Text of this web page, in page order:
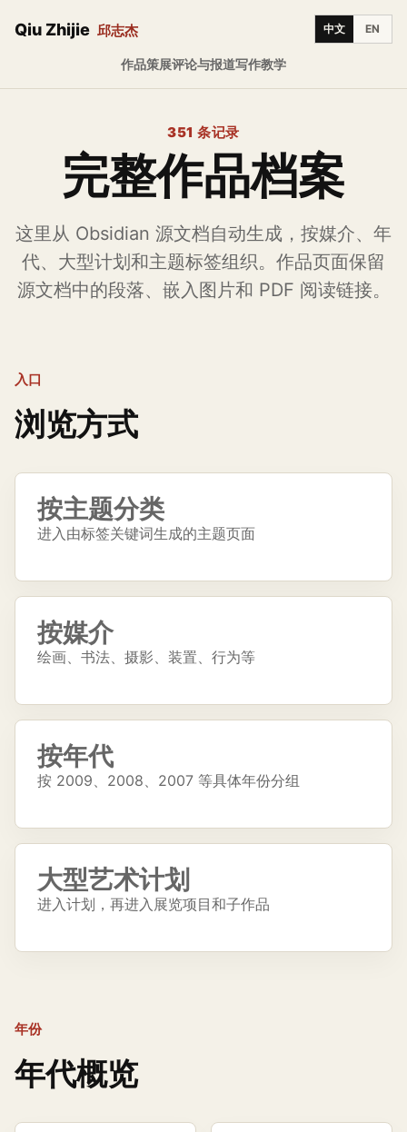
Qiu Zhijie 邱志杰
作品策展评论与报道写作教学
中文 EN
351 条记录
完整作品档案
这里从 Obsidian 源文档自动生成，按媒介、年
代、大型计划和主题标签组织。作品页面保留
源文档中的段落、嵌入图片和 PDF 阅读链接。
入口
浏览方式
按主题分类
进入由标签关键词生成的主题页面
按媒介
绘画、书法、摄影、装置、行为等
按年代
按 2009、2008、2007 等具体年份分组
大型艺术计划
进入计划，再进入展览项目和子作品
年份
年代概览